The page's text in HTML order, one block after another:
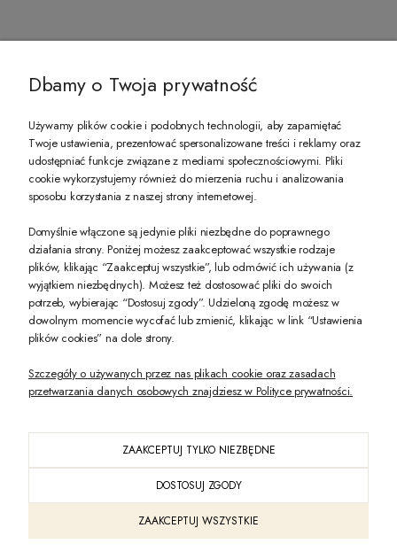
PREZENT DLA CIEBIE!
-10% na pierwsze zakupy na zeccoro.pl Gdy zapiszesz się do naszego
Twoje dane będą przetwarzane zgodnie z nasząpolityką prywatności
POKAŻ PEŁNĄ WERSJĘ STRONY
Sklep internetowy Shoper Premium
PL
Dbamy o Twoja prywatność
Używamy plików cookie i podobnych technologii, aby zapamiętać
Twoje ustawienia, prezentować spersonalizowane treści i reklamy oraz
udostępniać funkcje związane z mediami społecznościowymi. Pliki
cookie wykorzystujemy również do mierzenia ruchu i analizowania
sposobu korzystania z naszej strony internetowej.
Domyślnie włączone są jedynie pliki niezbędne do poprawnego
działania strony. Poniżej możesz zaakceptować wszystkie rodzaje
plików, klikając “Zaakceptuj wszystkie”, lub odmówić ich używania (z
wyjątkiem niezbędnych). Możesz też dostosować pliki do swoich
potrzeb, wybierając “Dostosuj zgody”. Udzieloną zgodę możesz w
dowolnym momencie wycofać lub zmienić, klikając w link “Ustawienia
plików cookies” na dole strony.
Szczegóły o używanych przez nas plikach cookie oraz zasadach
przetwarzania danych osobowych znajdziesz w Polityce prywatności.
ZAAKCEPTUJ TYLKO NIEZBĘDNE
DOSTOSUJ ZGODY
ZAAKCEPTUJ WSZYSTKIE